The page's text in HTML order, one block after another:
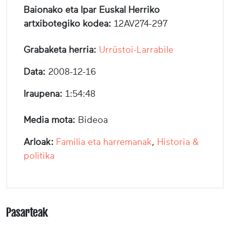
Baionako eta Ipar Euskal Herriko
artxibotegiko kodea: 12AV274-297
Grabaketa herria: Urrüstoi-Larrabile
Data: 2008-12-16
Iraupena: 1:54:48
Media mota: Bideoa
Arloak: Familia eta harremanak, Historia &
politika
Pasarteak